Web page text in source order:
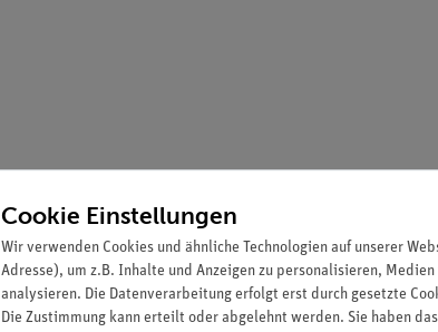
Cookie Einstellungen
Wir verwenden Cookies und ähnliche Technologien auf unserer
Adresse), um z.B. Inhalte und Anzeigen zu personalisieren,
analysieren. Die Datenverarbeitung erfolgt erst durch gesetzte
Die Zustimmung kann erteilt oder abgelehnt werden. Sie haben